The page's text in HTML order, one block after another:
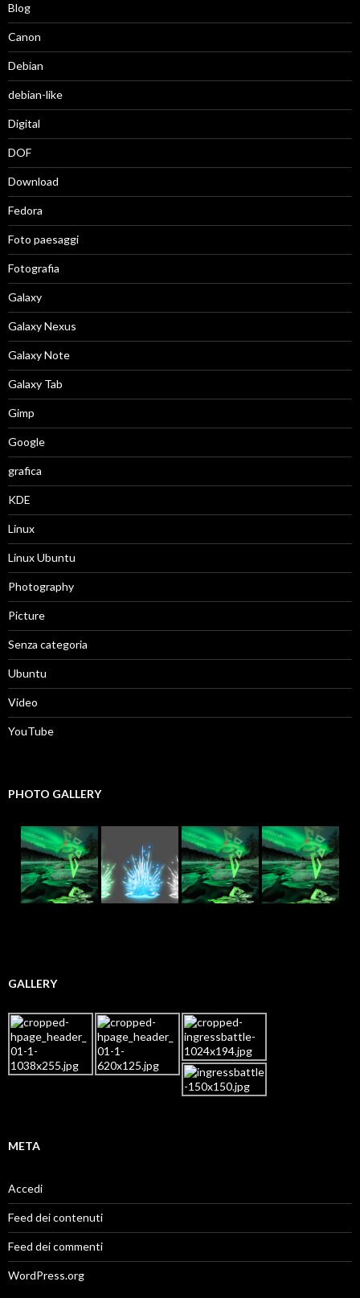
Blog
Canon
Debian
debian-like
Digital
DOF
Download
Fedora
Foto paesaggi
Fotografia
Galaxy
Galaxy Nexus
Galaxy Note
Galaxy Tab
Gimp
Google
grafica
KDE
Linux
Linux Ubuntu
Photography
Picture
Senza categoria
Ubuntu
Video
YouTube
PHOTO GALLERY
GALLERY
META
Accedi
Feed dei contenuti
Feed dei commenti
WordPress.org